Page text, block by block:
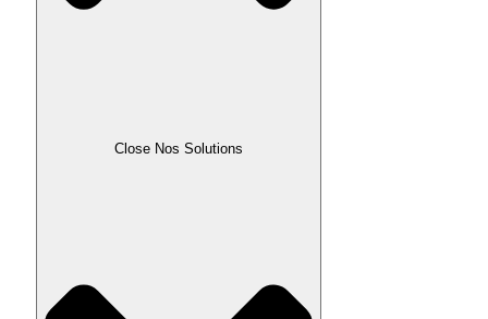
Close Nos Solutions